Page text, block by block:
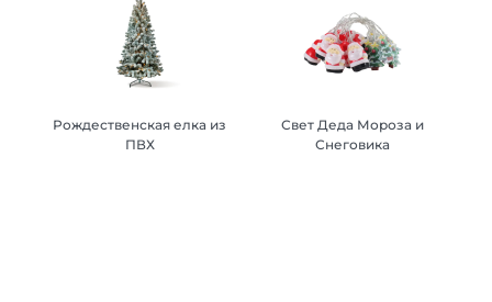
Рождественская елка из
ПВХ
Рождественская елка из
ПВХ
Свет Деда Мороза и
Снеговика
Свет Деда Мороза и
Снеговика